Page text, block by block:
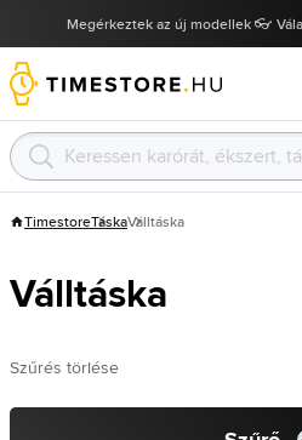
Megérkeztek az új modellek 👓
TimestoreTáskaVálltáska
Válltáska
Szűrés törlése